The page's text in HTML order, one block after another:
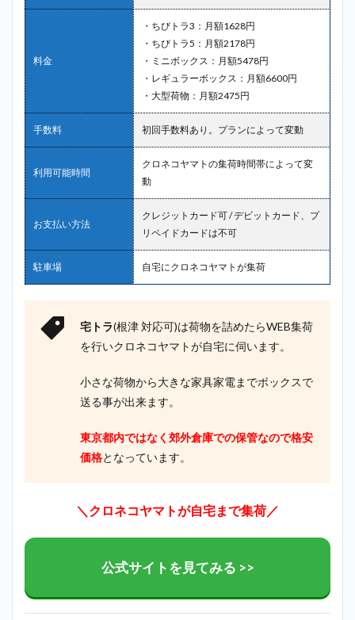
料金
・ちびトラ3：月額1628円
・ちびトラ5：月額2178円
・ミニボックス：月額5478円
・レギュラーボックス：月額6600円
・大型荷物：月額2475円
手数料 初回手数料あり。プランによって変動
利用可能時間
クロネコヤマトの集荷時間帯によって変
動
お支払い方法
クレジットカード可 / デビットカード、プ
リペイドカードは不可
駐車場 自宅にクロネコヤマトが集荷
宅トラ(根津 対応可)は荷物を詰めたらWEB集荷
を行いクロネコヤマトが自宅に伺います。
小さな荷物から大きな家具家電までボックスで
送る事が出来ます。
東京都内ではなく郊外倉庫での保管なので格安
価格となっています。
＼クロネコヤマトが自宅まで集荷／
公式サイトを見てみる >>